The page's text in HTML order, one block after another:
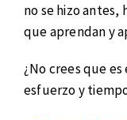
no se hizo
que aprendan y
¿No crees que
esfuerzo y